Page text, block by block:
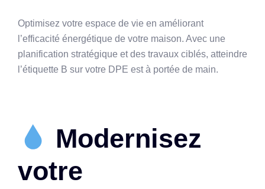
Optimisez votre espace de vie en améliorant
l’efficacité énergétique de votre maison. Avec une
planification stratégique et des travaux ciblés, atteindre
l’étiquette B sur votre DPE est à portée de main.
Modernisez
votre